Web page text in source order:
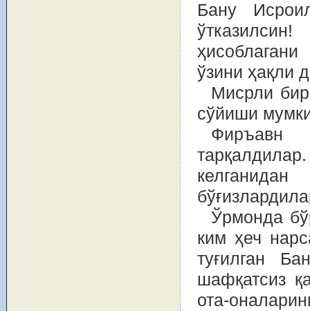
Бану
ўзини ҳақли
Мисрли
сўйиши
Фиръавн
Ўрмонда
ким ҳеч
туғилган
шафқатсиз
ота-